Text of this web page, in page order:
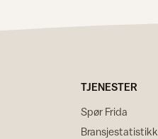
TJENESTER
Spør Frida
Bransjestatistikk